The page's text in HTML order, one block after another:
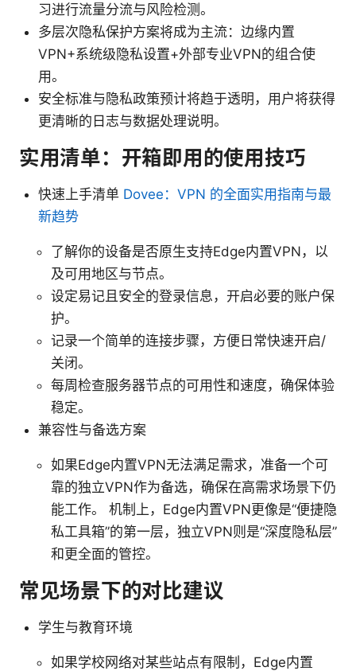
习进行流量分流与风险检测。
多层次隐私保护方案将成为主流：边缘内置
VPN+系统级隐私设置+外部专业VPN的组合使
用。
安全标准与隐私政策预计将趋于透明，用户将获得
更清晰的日志与数据处理说明。
实用清单：开箱即用的使用技巧
快速上手清单 Dovee：VPN 的全面实用指南与最
新趋势
了解你的设备是否原生支持Edge内置VPN，以
及可用地区与节点。
设定易记且安全的登录信息，开启必要的账户保
护。
记录一个简单的连接步骤，方便日常快速开启/
关闭。
每周检查服务器节点的可用性和速度，确保体验
稳定。
兼容性与备选方案
如果Edge内置VPN无法满足需求，准备一个可
靠的独立VPN作为备选，确保在高需求场景下仍
能工作。 机制上，Edge内置VPN更像是“便捷隐
私工具箱”的第一层，独立VPN则是“深度隐私层”
和更全面的管控。
常见场景下的对比建议
学生与教育环境
如果学校网络对某些站点有限制，Edge内置